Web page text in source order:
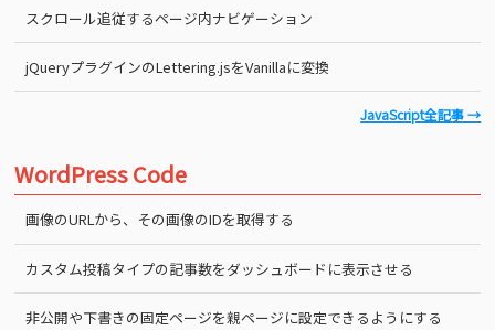
スクロール追従するページ内ナビゲーション
jQueryプラグインのLettering.jsをVanillaに変換
JavaScript全記事 →
WordPress Code
画像のURLから、その画像のIDを取得する
カスタム投稿タイプの記事数をダッシュボードに表示させる
非公開や下書きの固定ページを親ページに設定できるようにする